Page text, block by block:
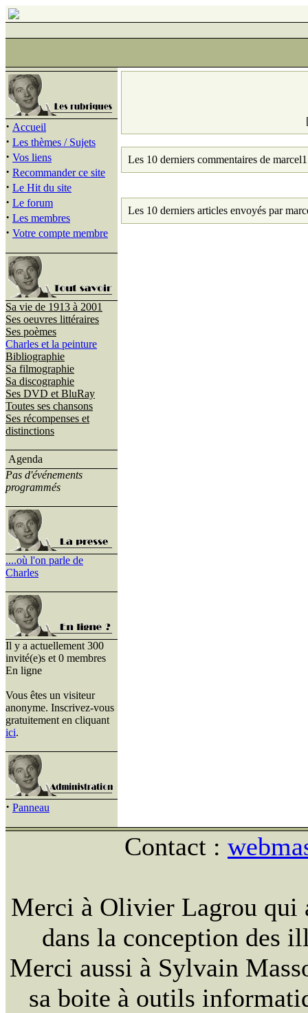
· Accueil
· Les thèmes / Sujets
· Vos liens
· Recommander ce site
· Le Hit du site
· Le forum
· Les membres
· Votre compte membre
Sa vie de 1913 à 2001
Ses oeuvres littéraires
Ses poèmes
Charles et la peinture
Bibliographie
Sa filmographie
Sa discographie
Ses DVD et BluRay
Toutes ses chansons
Ses récompenses et
distinctions
Agenda
Pas d'événements
programmés
....où l'on parle de
Charles
Il y a actuellement 300
invité(e)s et 0 membres
En ligne
Vous êtes un visiteur
anonyme. Inscrivez-vous
gratuitement en cliquant
ici.
· Panneau
Les 10 derniers commentaires de
Les 10 derniers articles envoyés par
Contact :
Merci à Olivier Lagrou qui
dans la conception des
Merci aussi à Sylvain
sa boite à outils